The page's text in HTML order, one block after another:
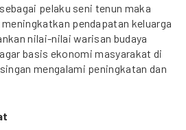
pelaku seni tenun maka
pendapatan keluarga
nilai-nilai warisan budaya
basis ekonomi masyarakat di
mengalami peningkatan dan